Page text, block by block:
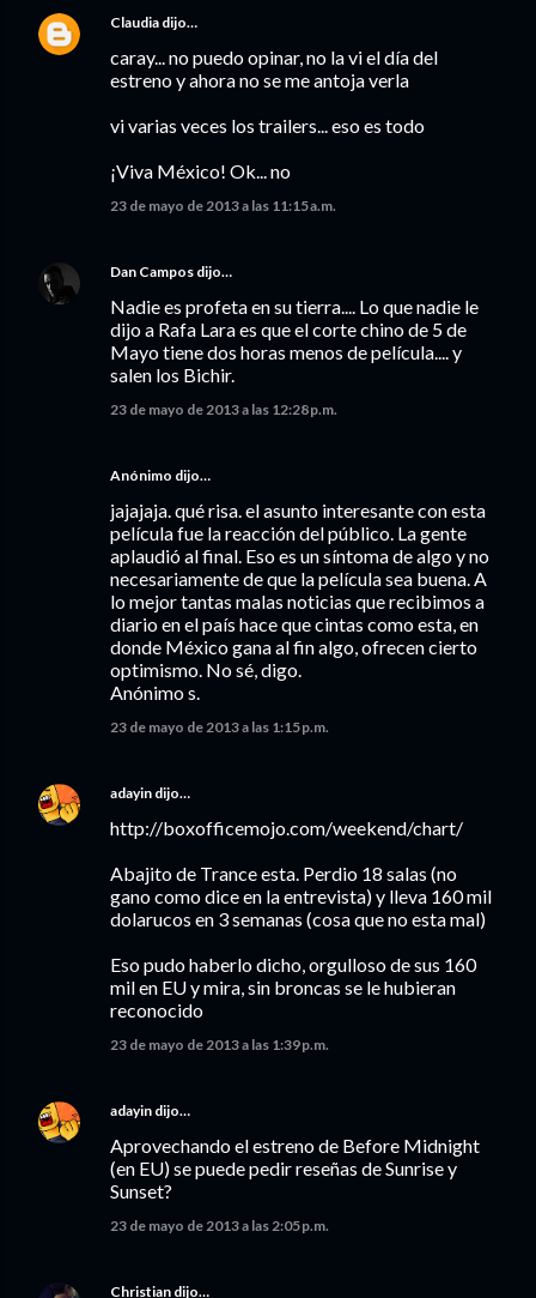
Claudia dijo…
caray... no puedo opinar, no la vi el día del
estreno y ahora no se me antoja verla
vi varias veces los trailers... eso es todo
¡Viva México! Ok... no
23 de mayo de 2013 a las 11:15 a.m.
Dan Campos dijo…
Nadie es profeta en su tierra.... Lo que nadie le
dijo a Rafa Lara es que el corte chino de 5 de
Mayo tiene dos horas menos de película.... y
salen los Bichir.
23 de mayo de 2013 a las 12:28 p.m.
Anónimo dijo…
jajajaja. qué risa. el asunto interesante con esta
película fue la reacción del público. La gente
aplaudió al final. Eso es un síntoma de algo y no
necesariamente de que la película sea buena. A
lo mejor tantas malas noticias que recibimos a
diario en el país hace que cintas como esta, en
donde México gana al fin algo, ofrecen cierto
optimismo. No sé, digo.
Anónimo s.
23 de mayo de 2013 a las 1:15 p.m.
adayin dijo…
http://boxofficemojo.com/weekend/chart/
Abajito de Trance esta. Perdio 18 salas (no
gano como dice en la entrevista) y lleva 160 mil
dolarucos en 3 semanas (cosa que no esta mal)
Eso pudo haberlo dicho, orgulloso de sus 160
mil en EU y mira, sin broncas se le hubieran
reconocido
23 de mayo de 2013 a las 1:39 p.m.
adayin dijo…
Aprovechando el estreno de Before Midnight
(en EU) se puede pedir reseñas de Sunrise y
Sunset?
23 de mayo de 2013 a las 2:05 p.m.
Christian dijo…